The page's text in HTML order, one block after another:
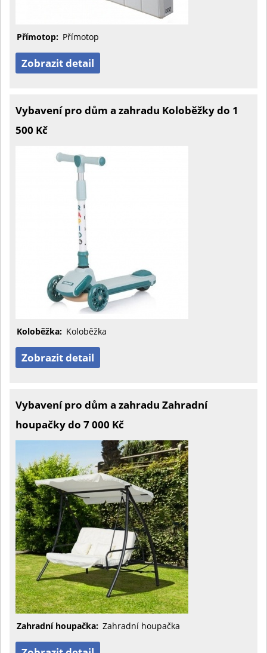
Přímotop: Přímotop
Zobrazit detail
Vybavení pro dům a zahradu Koloběžky do 1
500 Kč
Koloběžka: Koloběžka
Zobrazit detail
Vybavení pro dům a zahradu Zahradní
houpačky do 7 000 Kč
Zahradní houpačka: Zahradní houpačka